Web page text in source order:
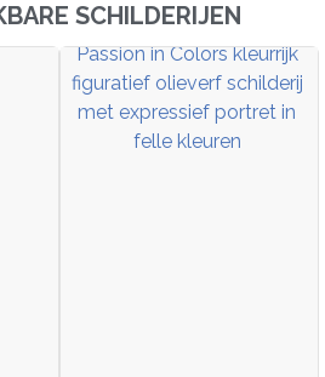
SCHILDERIJEN